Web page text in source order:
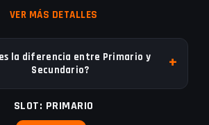
VER MÁS DETALLES
la diferencia entre Primario y
Secundario?
SLOT: PRIMARIO